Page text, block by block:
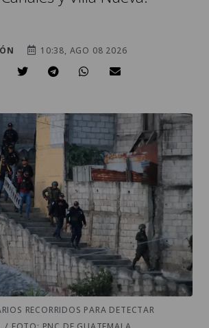
10:38, AGO 08 2026
RECORRIDOS PARA DETECTAR